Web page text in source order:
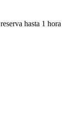
hasta 1 hora